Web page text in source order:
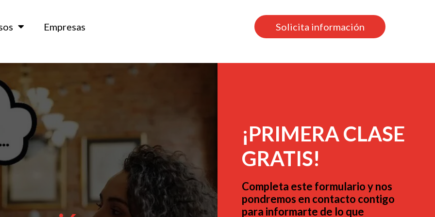
Empresas Solicita información
¡PRIMERA CLASE
GRATIS!
Completa este formulario y nos
pondremos en contacto contigo
para informarte de lo que